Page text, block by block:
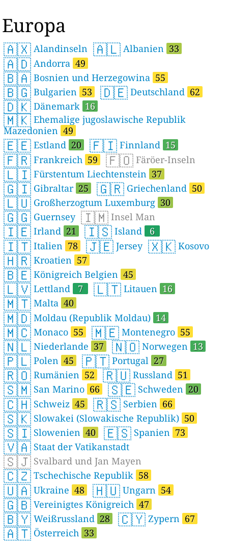
Europa
🇦🇽 Alandinseln 🇦🇱 Albanien 33
🇦🇩 Andorra 49
🇧🇦 Bosnien und Herzegowina 55
🇧🇬 Bulgarien 53 🇩🇪 Deutschland 62
🇩🇰 Dänemark 16
🇲🇰 Ehemalige jugoslawische Republik
Mazedonien 49
🇪🇪 Estland 20 🇫🇮 Finnland 15
🇫🇷 Frankreich 59 🇫🇴 Färöer-Inseln
🇱🇮 Fürstentum Liechtenstein 37
🇬🇮 Gibraltar 25 🇬🇷 Griechenland 50
🇱🇺 Großherzogtum Luxemburg 30
🇬🇬 Guernsey 🇮🇲 Insel Man
🇮🇪 Irland 21 🇮🇸 Island 6
🇮🇹 Italien 78 🇯🇪 Jersey 🇽🇰 Kosovo
🇭🇷 Kroatien 57
🇧🇪 Königreich Belgien 45
🇱🇻 Lettland 7 🇱🇹 Litauen 16
🇲🇹 Malta 40
🇲🇩 Moldau (Republik Moldau) 14
🇲🇨 Monaco 55 🇲🇪 Montenegro 55
🇳🇱 Niederlande 37 🇳🇴 Norwegen 13
🇵🇱 Polen 45 🇵🇹 Portugal 27
🇷🇴 Rumänien 52 🇷🇺 Russland 51
🇸🇲 San Marino 66 🇸🇪 Schweden 20
🇨🇭 Schweiz 45 🇷🇸 Serbien 66
🇸🇰 Slowakei (Slowakische Republik) 50
🇸🇮 Slowenien 40 🇪🇸 Spanien 73
🇻🇦 Staat der Vatikanstadt
🇸🇯 Svalbard und Jan Mayen
🇨🇿 Tschechische Republik 58
🇺🇦 Ukraine 48 🇭🇺 Ungarn 54
🇬🇧 Vereinigtes Königreich 47
🇧🇾 Weißrussland 28 🇨🇾 Zypern 67
🇦🇹 Österreich 33